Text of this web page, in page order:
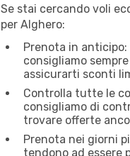
Se stai cercando voli
per Alghero:
Prenota in
consigliamo
assicurarti sconti
Controlla tutte le
consigliamo di
trovare offerte
Prenota nei giorni
tendono ad essere